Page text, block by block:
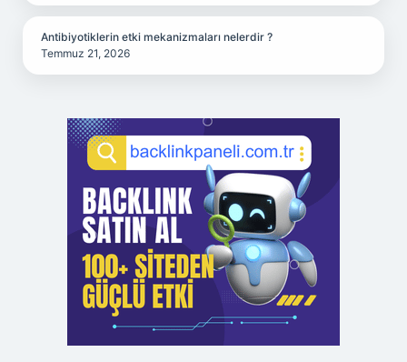
Antibiyotiklerin etki mekanizmaları nelerdir ?
Temmuz 21, 2026